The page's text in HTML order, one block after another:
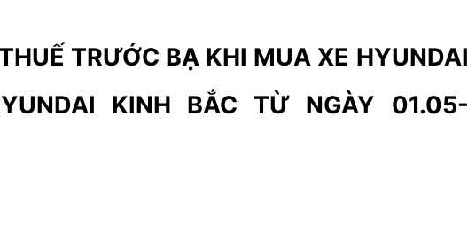
TRƯỚC BẠ KHI MUA XE HYUNDAI
KINH BẮC TỪ NGÀY 01.05-